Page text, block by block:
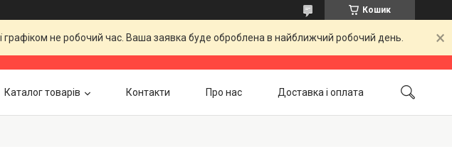
Кошик
не робочий час. Ваша заявка буде оброблена в найближчий робочий день.
Каталог товарів Контакти Про нас Доставка і оплата